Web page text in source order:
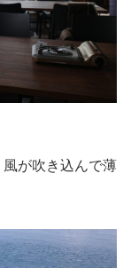
が吹き込んで薄